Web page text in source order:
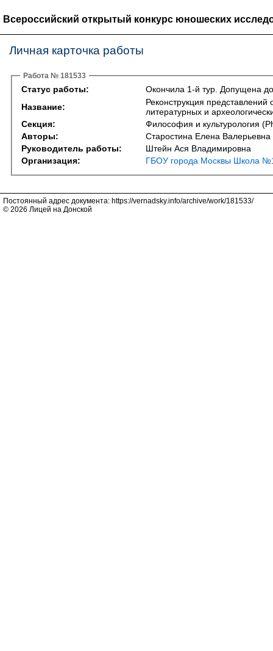
Всероссийский открытый конкурс юношеских
Личная карточка работы
Работа № 181533
Статус работы:
Окончила 1-й тур. Допущена
Название:
Реконструкция
литературных и
Секция:
Философия и культурология
Авторы:
Старостина Елена Валерьевна
Руководитель работы:
Штейн Ася Владимировна
Организация:
ГБОУ города Москвы Школа
Постоянный адрес документа: https://vernadsky.info/archive/work/181533/
© 2026 Лицей на Донской